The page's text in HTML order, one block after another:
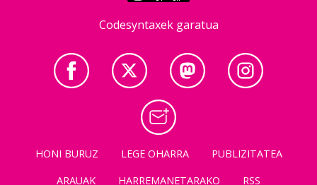
Codesyntaxek garatua
HONI BURUZ LEGE OHARRA
PUBLIZITATEA
ARAUAK
HARREMANETARAKO RSS